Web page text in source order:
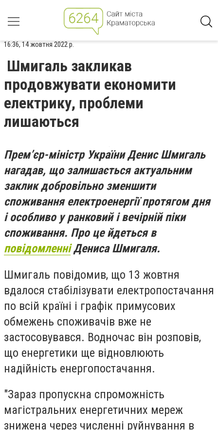
16:36, 14 жовтня 2022 р.
Шмигаль закликав
продовжувати економити
електрику, проблеми
лишаються
Прем’єр-міністр України Денис Шмигаль
нагадав, що залишається актуальним
заклик добровільно зменшити
споживання електроенергії протягом дня
і особливо у ранковий і вечірній піки
споживання. Про це йдеться в
повідомленніДениса Шмигаля.
Шмигаль повідомив, що 13 жовтня
вдалося стабілізувати електропостачання
по всій країні і графік примусових
обмежень споживачів вже не
застосовувався. Водночас він розповів,
що енергетики ще відновлюють
надійність енергопостачання.
"Зараз пропускна спроможність
магістральних енергетичних мереж
знижена через численні руйнування в